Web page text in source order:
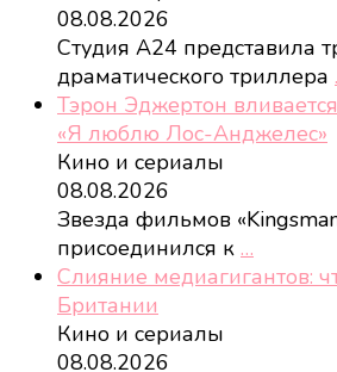
08.08.2026
Студия A24 представила
драматического триллера
Тэрон Эджертон
«Я люблю Лос-Анджелес»
Кино и сериалы
08.08.2026
Звезда фильмов
присоединился к …
Слияние медиагигантов:
Британии
Кино и сериалы
08.08.2026